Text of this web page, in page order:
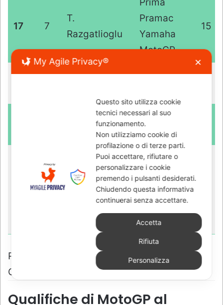
My Agile Privacy® ✕
Questo sito utilizza cookie
tecnici necessari al suo
funzionamento.
Non utilizziamo cookie di
profilazione o di terze parti.
Puoi accettare, rifiutare o
personalizzare i cookie
premendo i pulsanti desiderati.
Chiudendo questa informativa
continuerai senza accettare.
Accetta
Rifiuta
Personalizza